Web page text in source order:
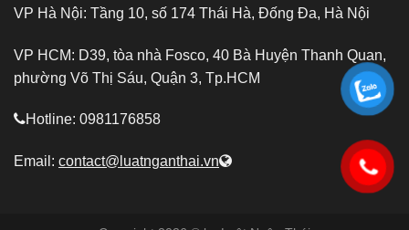
VP Hà Nội: Tầng 10, số 174 Thái Hà, Đống Đa, Hà Nội
VP HCM: D39, tòa nhà Fosco, 40 Bà Huyện Thanh Quan,
phường Võ Thị Sáu, Quận 3, Tp.HCM
Hotline: 0981176858
Email: contact@luatnganthai.vn